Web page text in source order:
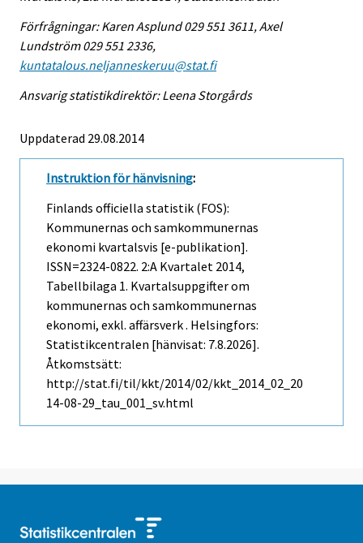
Förfrågningar: Karen Asplund 029 551 3611, Axel
Lundström 029 551 2336,
kuntatalous.neljanneskeruu@stat.fi
Ansvarig statistikdirektör: Leena Storgårds
Uppdaterad 29.08.2014
Instruktion för hänvisning:
Finlands officiella statistik (FOS):
Kommunernas och samkommunernas
ekonomi kvartalsvis [e-publikation].
ISSN=2324-0822. 2:a Kvartalet 2014,
Tabellbilaga 1. Kvartalsuppgifter om
kommunernas och samkommunernas
ekonomi, exkl. affärsverk . Helsingfors:
Statistikcentralen [hänvisat: 7.8.2026].
Åtkomstsätt:
http://stat.fi/til/kkt/2014/02/kkt_2014_02_20
14-08-29_tau_001_sv.html